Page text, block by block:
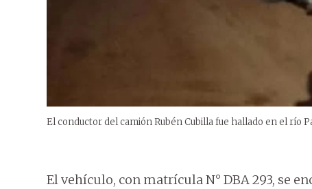
El conductor del camión Rubén Cubilla fue hallado en el río
El vehículo, con matrícula N° DBA 293, se